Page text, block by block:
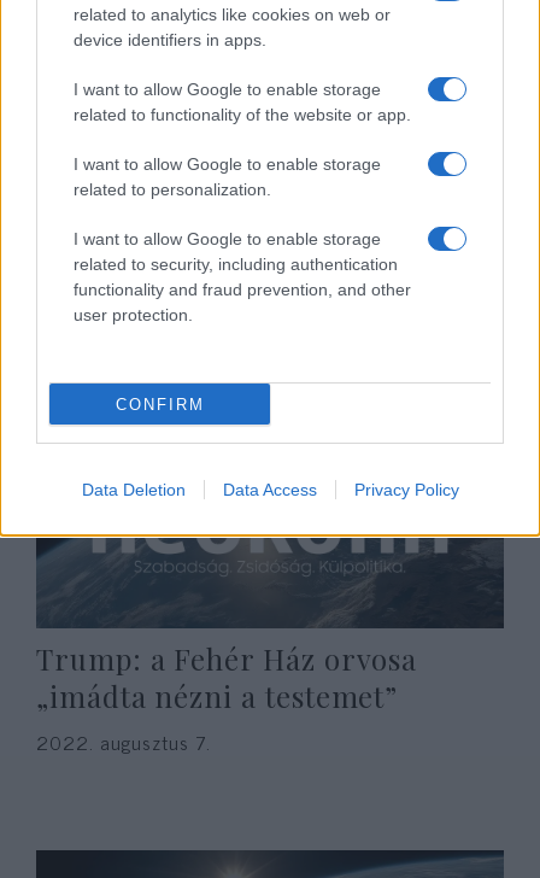
related to analytics like cookies on web or
device identifiers in apps.
I want to allow Google to enable storage
related to functionality of the website or app.
I want to allow Google to enable storage
related to personalization.
I want to allow Google to enable storage
related to security, including authentication
functionality and fraud prevention, and other
user protection.
CONFIRM
Data Deletion Data Access Privacy Policy
Hanukai menóra került az
Házban
2022. december 14.
Trump: a Fehér Ház orvosa
„imádta nézni a testemet”
2022. augusztus 7.